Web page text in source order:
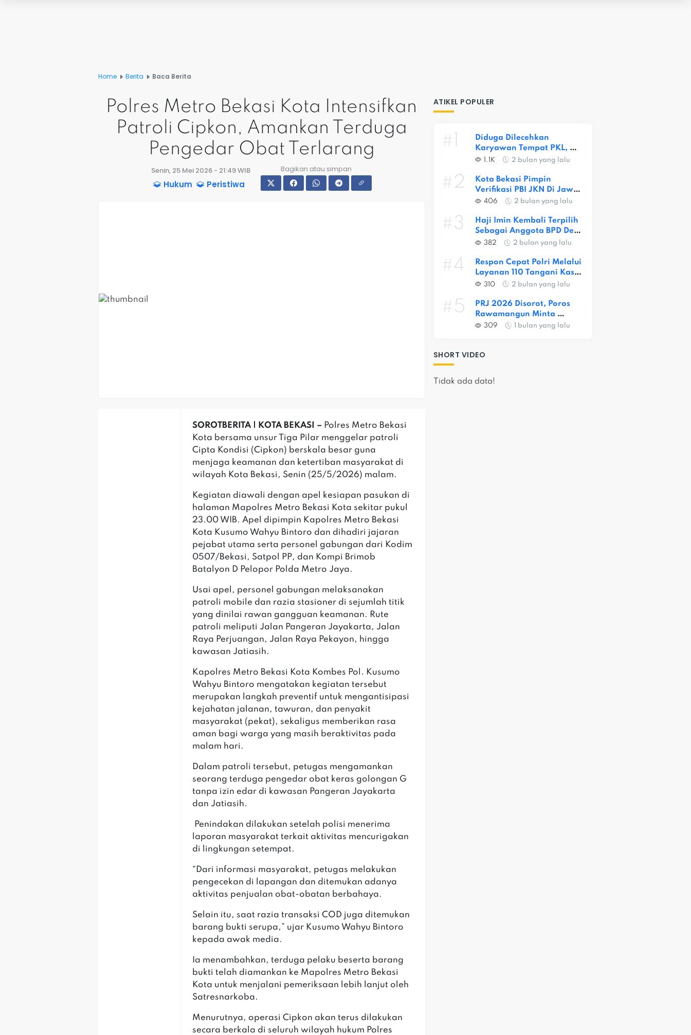
Home Berita Baca Berita
Polres Metro Bekasi Kota Intensifkan
Patroli Cipkon, Amankan Terduga
Pengedar Obat Terlarang
Senin, 25 Mei 2026 - 21:49 WIB
Hukum Peristiwa
Bagikan atau simpan
SOROTBERITA | KOTA BEKASI – Polres Metro Bekasi
Kota bersama unsur Tiga Pilar menggelar patroli
Cipta Kondisi (Cipkon) berskala besar guna
menjaga keamanan dan ketertiban masyarakat di
wilayah Kota Bekasi, Senin (25/5/2026) malam.
‎Kegiatan diawali dengan apel kesiapan pasukan di
halaman Mapolres Metro Bekasi Kota sekitar pukul
23.00 WIB. Apel dipimpin Kapolres Metro Bekasi
Kota Kusumo Wahyu Bintoro dan dihadiri jajaran
pejabat utama serta personel gabungan dari Kodim
0507/Bekasi, Satpol PP, dan Kompi Brimob
Batalyon D Pelopor Polda Metro Jaya.
‎Usai apel, personel gabungan melaksanakan
patroli mobile dan razia stasioner di sejumlah titik
yang dinilai rawan gangguan keamanan. Rute
patroli meliputi Jalan Pangeran Jayakarta, Jalan
Raya Perjuangan, Jalan Raya Pekayon, hingga
kawasan Jatiasih.
‎Kapolres Metro Bekasi Kota Kombes Pol. Kusumo
Wahyu Bintoro mengatakan kegiatan tersebut
merupakan langkah preventif untuk mengantisipasi
kejahatan jalanan, tawuran, dan penyakit
masyarakat (pekat), sekaligus memberikan rasa
aman bagi warga yang masih beraktivitas pada
malam hari.
‎Dalam patroli tersebut, petugas mengamankan
seorang terduga pengedar obat keras golongan G
tanpa izin edar di kawasan Pangeran Jayakarta
dan Jatiasih.
‎‎ Penindakan dilakukan setelah polisi menerima
laporan masyarakat terkait aktivitas mencurigakan
di lingkungan setempat.
‎“Dari informasi masyarakat, petugas melakukan
pengecekan di lapangan dan ditemukan adanya
aktivitas penjualan obat-obatan berbahaya.
‎Selain itu, saat razia transaksi COD juga ditemukan
barang bukti serupa,” ujar Kusumo Wahyu Bintoro
kepada awak media.
‎Ia menambahkan, terduga pelaku beserta barang
bukti telah diamankan ke Mapolres Metro Bekasi
Kota untuk menjalani pemeriksaan lebih lanjut oleh
Satresnarkoba.
‎Menurutnya, operasi Cipkon akan terus dilakukan
secara berkala di seluruh wilayah hukum Polres
ATIKEL POPULER
#1
Diduga Dilecehkan
Karyawan Tempat PKL,
Siswi SMKN 1 Kota Bekasi
1.1K 2 bulan yang lalu
#2
Kota Bekasi Pimpin
Verifikasi PBI JKN Di Jawa
Barat, Capaian Provinsi
406 2 bulan yang lalu
#3
Haji Imin Kembali Terpilih
Sebagai Anggota BPD Desa
Satria Jaya
382 2 bulan yang lalu
#4
Respon Cepat Polri Melalui
Layanan 110 Tangani Kasus
Dugaan Pembunuhan Di
310 2 bulan yang lalu
#5
PRJ 2026 Disorot, Poros
Rawamangun Minta
Pemprov DKJ Evaluasi
309 1 bulan yang lalu
SHORT VIDEO
Tidak ada data!